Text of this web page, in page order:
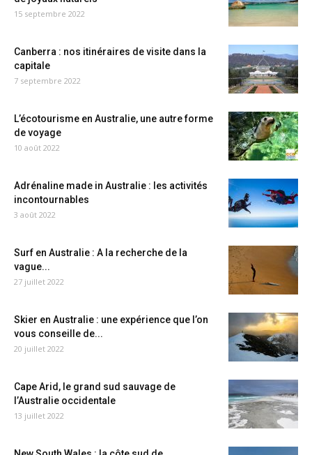
15 septembre 2022
Canberra : nos itinéraires de visite dans la
capitale
7 septembre 2022
L’écotourisme en Australie, une autre forme
de voyage
10 août 2022
Adrénaline made in Australie : les activités
incontournables
3 août 2022
Surf en Australie : A la recherche de la
vague...
27 juillet 2022
Skier en Australie : une expérience que l’on
vous conseille de...
20 juillet 2022
Cape Arid, le grand sud sauvage de
l’Australie occidentale
13 juillet 2022